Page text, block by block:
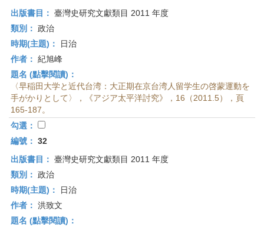
出版書目： 臺灣史研究文獻類目 2011 年度
類別： 政治
時期(主題)：
日治
作者： 紀旭峰
題名 (點擊閱讀)：
〈早稲田大学と近代台湾：大正期在京台湾人留学生の啓蒙運動を
手がかりとして〉，《アジア太平洋討究》，16（2011.5），頁
165-187。
勾選：
編號： 32
出版書目： 臺灣史研究文獻類目 2011 年度
類別： 政治
時期(主題)：
日治
作者： 洪致文
題名 (點擊閱讀)：